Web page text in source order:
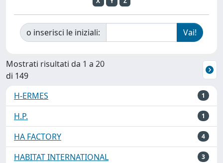
o inserisci le iniziali:
Mostrati risultati da 1 a 20
di 149
H-ERMES
1
H.P. 1
HA FACTORY 4
HABITAT INTERNATIONAL 3